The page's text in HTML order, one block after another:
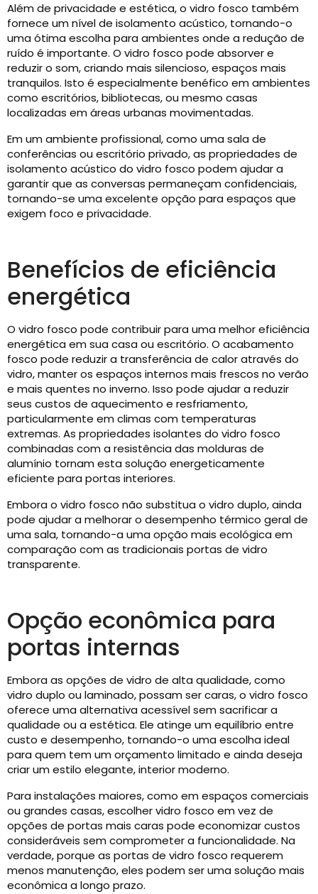
Além de privacidade e estética, o vidro fosco também
fornece um nível de isolamento acústico, tornando-o
uma ótima escolha para ambientes onde a redução de
ruído é importante. O vidro fosco pode absorver e
reduzir o som, criando mais silencioso, espaços mais
tranquilos. Isto é especialmente benéfico em ambientes
como escritórios, bibliotecas, ou mesmo casas
localizadas em áreas urbanas movimentadas.
Em um ambiente profissional, como uma sala de
conferências ou escritório privado, as propriedades de
isolamento acústico do vidro fosco podem ajudar a
garantir que as conversas permaneçam confidenciais,
tornando-se uma excelente opção para espaços que
exigem foco e privacidade.
Benefícios de eficiência
energética
O vidro fosco pode contribuir para uma melhor eficiência
energética em sua casa ou escritório. O acabamento
fosco pode reduzir a transferência de calor através do
vidro, manter os espaços internos mais frescos no verão
e mais quentes no inverno. Isso pode ajudar a reduzir
seus custos de aquecimento e resfriamento,
particularmente em climas com temperaturas
extremas. As propriedades isolantes do vidro fosco
combinadas com a resistência das molduras de
alumínio tornam esta solução energeticamente
eficiente para portas interiores.
Embora o vidro fosco não substitua o vidro duplo, ainda
pode ajudar a melhorar o desempenho térmico geral de
uma sala, tornando-a uma opção mais ecológica em
comparação com as tradicionais portas de vidro
transparente.
Opção econômica para
portas internas
Embora as opções de vidro de alta qualidade, como
vidro duplo ou laminado, possam ser caras, o vidro fosco
oferece uma alternativa acessível sem sacrificar a
qualidade ou a estética. Ele atinge um equilíbrio entre
custo e desempenho, tornando-o uma escolha ideal
para quem tem um orçamento limitado e ainda deseja
criar um estilo elegante, interior moderno.
Para instalações maiores, como em espaços comerciais
ou grandes casas, escolher vidro fosco em vez de
opções de portas mais caras pode economizar custos
consideráveis ​​sem comprometer a funcionalidade. Na
verdade, porque as portas de vidro fosco requerem
menos manutenção, eles podem ser uma solução mais
econômica a longo prazo.